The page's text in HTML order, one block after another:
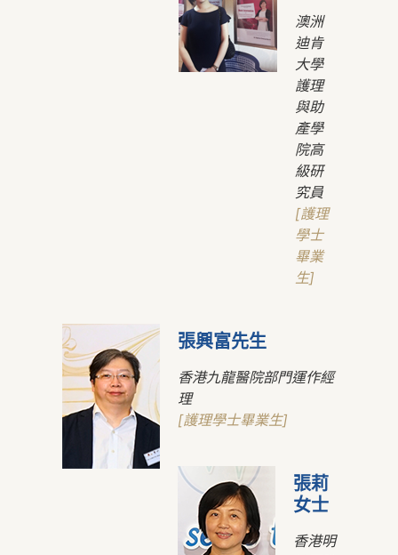
澳洲
迪肯
大學
護理
與助
產學
院高
級研
究員
[護理
學士
畢業
生]
張興富先生
香港九龍醫院部門運作經
理
[護理學士畢業生]
張莉
女士
香港明